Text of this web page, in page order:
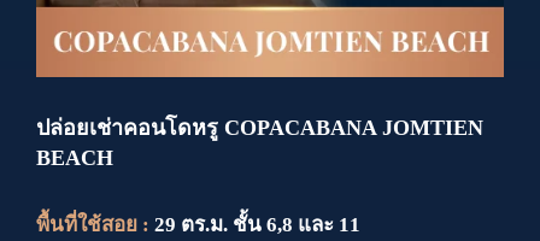
ปล่อยเช่าคอนโดหรู COPACABANA JOMTIEN
BEACH
พื้นที่ใช้สอย : 29 ตร.ม. ชั้น 6,8 และ 11